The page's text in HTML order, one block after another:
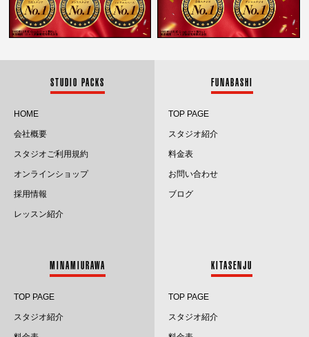
2024.9
2024.5
2024.3
2023.11
STUDIO PACKS
HOME
会社概要
スタジオご利用規約
オンラインショップ
採用情報
レッスン紹介
FUNABASHI
TOP PAGE
スタジオ紹介
料金表
お問い合わせ
ブログ
MINAMIURAWA
TOP PAGE
スタジオ紹介
KITASENJU
TOP PAGE
スタジオ紹介